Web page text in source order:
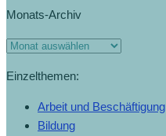
Monats-Archiv
Monats-
Einzelthemen:
Arbeit und Beschäftigung
Bildung